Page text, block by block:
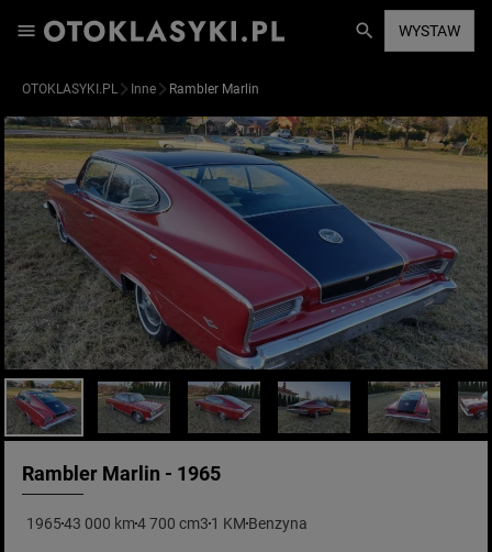
WYSTAW
OTOKLASYKI.PL Inne Rambler Marlin
Rambler Marlin - 1965
196543 000 km4 700 cm3 1 KM Benzyna